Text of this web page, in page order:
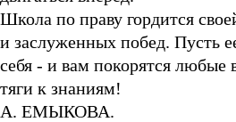
Школа по праву гордится
и заслуженных побед. Пусть
себя - и вам покорятся
тяги к знаниям!
А. ЕМЫКОВА.